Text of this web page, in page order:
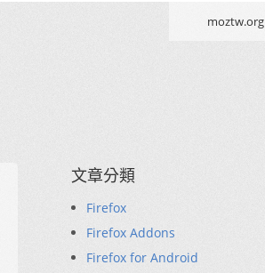
moztw.org
文章分類
Firefox
Firefox Addons
Firefox for Android